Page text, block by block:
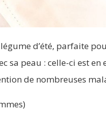
d’été, parfaite
sa peau : celle-ci est en
de nombreuses